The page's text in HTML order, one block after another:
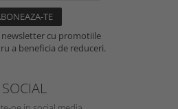
newsletter cu promotiile
a beneficia de reduceri.
SOCIAL